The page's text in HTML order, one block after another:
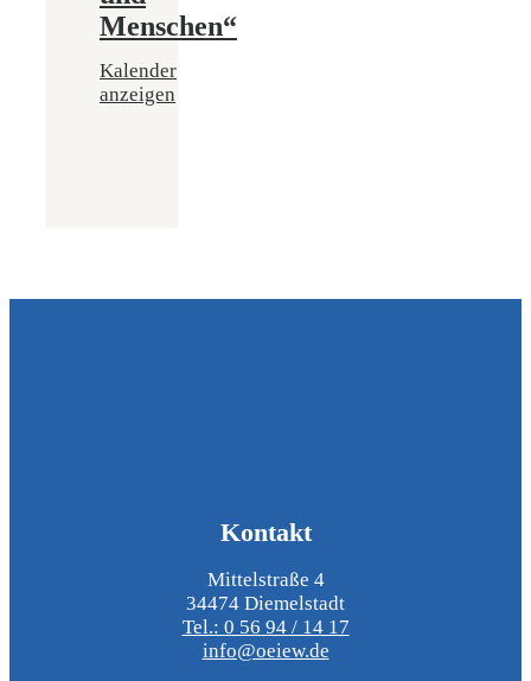
Menschen“
Kalender
anzeigen
Kontakt
Mittelstraße 4
34474 Diemelstadt
Tel.: 0 56 94 / 14 17
info@oeiew.de